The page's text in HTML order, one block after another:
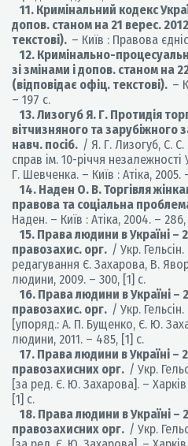
11. Кримінальний кодекс
допов. станом на 21 верес.
текстові). – Київ : Правова
12. Кримінально-
зі змінами і допов. станом на
(відповідає офіц. текстові). –
– 197 с.
13. Лизогуб Я. Г. Протидія
вітчизняного та зарубіжного
навч. посіб. / Я. Г. Лизогуб, С.
справ ім. 10-річчя незалежності
Г. Шевченка. – Київ : Атіка, 2005.
14. Наден О. В. Торгівля
правова та соціальна
Наден. – Київ : Атіка, 2004. – 286,
15. Права людини в Україні –
правозахис. орг. / Укр.
редагування Є. Захарова, В.
людини, 2009. – 300, [1] с.
16. Права людини в Україні –
правозахис. орг. / Укр.
[упоряд.: А. П. Бущенко, Є. Ю.
людини, 2011. – 485, [1] с.
17. Права людини в Україні –
правозахисних орг. / Укр.
[за ред. Є. Ю. Захарова]. –
[1] с.
18. Права людини в Україні –
правозахисних орг. / Укр.